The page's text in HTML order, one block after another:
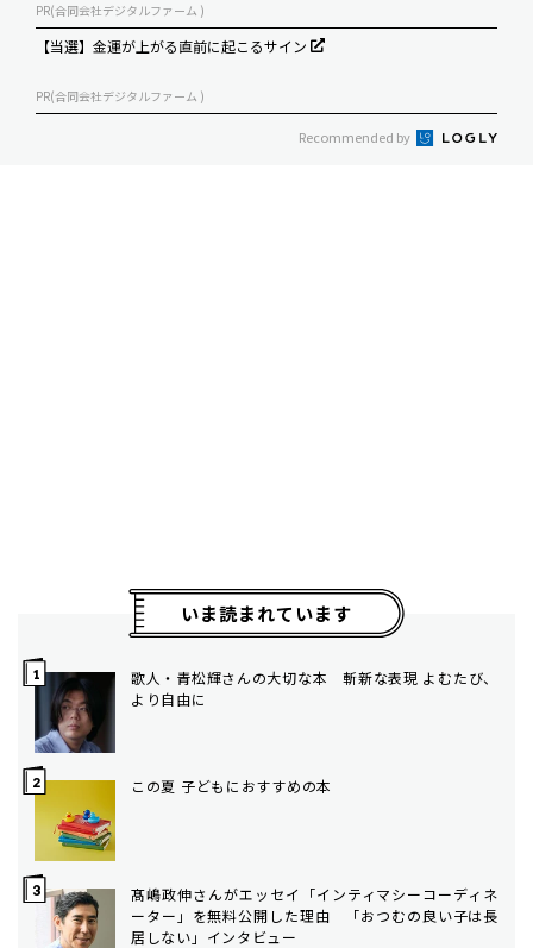
PR(合同会社デジタルファーム )
【当選】金運が上がる直前に起こるサイン
PR(合同会社デジタルファーム )
Recommended by
いま読まれています
歌人・青松輝さんの大切な本 斬新な表現 よむたび、
より自由に
この夏 子どもにおすすめの本
髙嶋政伸さんがエッセイ「インティマシーコーディネ
ーター」を無料公開した理由 「おつむの良い子は長
居しない」インタビュー